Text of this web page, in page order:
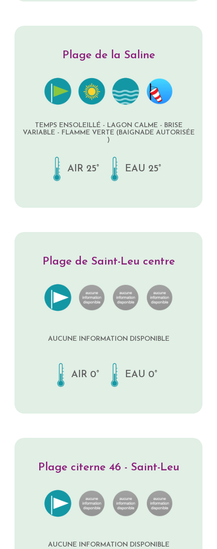
Plage de la Saline
TEMPS ENSOLEILLÉ - LAGON CALME - BRISE
VARIABLE - FLAMME VERTE (BAIGNADE AUTORISÉE
)
AIR 25° EAU 25°
Plage de Saint-Leu centre
AUCUNE INFORMATION DISPONIBLE
AIR 0° EAU 0°
Plage citerne 46 - Saint-Leu
AUCUNE INFORMATION DISPONIBLE